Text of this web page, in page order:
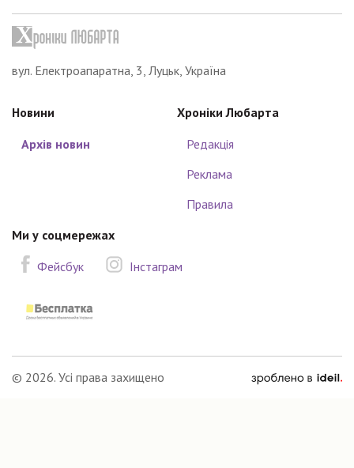
вул. Електроапаратна, 3, Луцьк, Україна
Новини
Архів новин
Хроніки Любарта
Редакція
Реклама
Правила
Ми у соцмережах
Фейсбук
Інстаграм
© 2026. Усі права захищено
зроблено